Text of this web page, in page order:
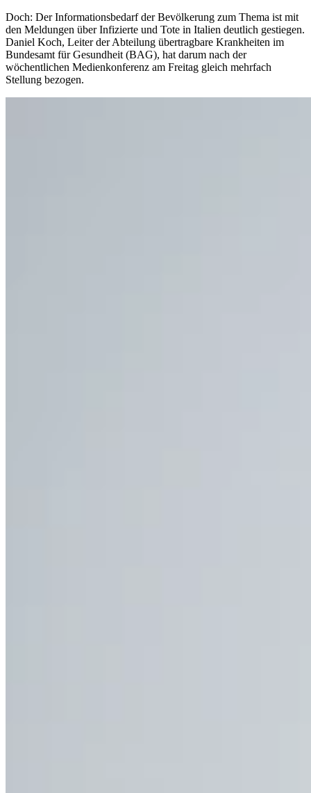
Doch: Der Informationsbedarf der Bevölkerung zum Thema ist mit
den Meldungen über Infizierte und Tote in Italien deutlich gestiegen.
Daniel Koch, Leiter der Abteilung übertragbare Krankheiten im
Bundesamt für Gesundheit (BAG), hat darum nach der
wöchentlichen Medienkonferenz am Freitag gleich mehrfach
Stellung bezogen.